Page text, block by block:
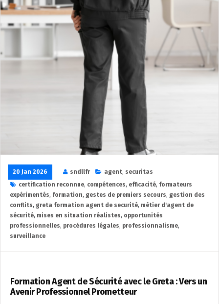
20 Jan 2026 sndllfr agent, securitas
certification reconnue, compétences, efficacité, formateurs
expérimentés, formation, gestes de premiers secours, gestion des
conflits, greta formation agent de securité, métier d'agent de
sécurité, mises en situation réalistes, opportunités
professionnelles, procédures légales, professionnalisme,
surveillance
Formation Agent de Sécurité avec le Greta : Vers un
Avenir Professionnel Prometteur